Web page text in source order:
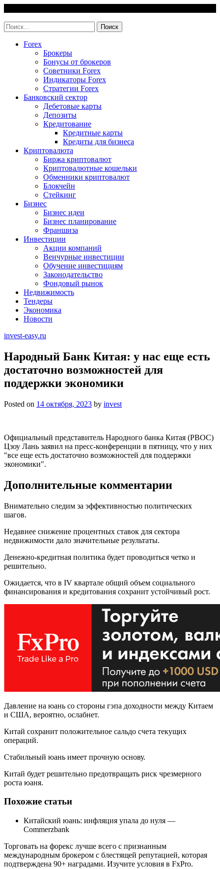
content
Найти:
Forex
Брокеры
Бонусы от брокеров
Советники Forex
Индикаторы Forex
Стратегии Forex
Банковский сектор
Дебетовые карты
Депозиты
Кредитование
Кредитные карты
Кредиты для бизнеса
Криптовалюта
Биржа криптовалют
Криптовалютные кошельки
Обменники криптовалют
Блокчейн
Стейкинг
Бизнес
Бизнес идеи
Бизнес планирование
Франшиза
Инвестиции
Акции компаний
Венчурные инвестиции
Обучение инвестициям
Законодательство
Фондовый рынок
Недвижимость
Тендеры
Экономика
Новости
invest-easy.ru
Народный Банк Китая: у нас еще есть
достаточно возможностей для
поддержки экономики
Posted on 14 октября, 2023 by invest
Официальный представитель Народного банка Китая (PBOC)
Цзоу Лань заявил на пресс-конференции в пятницу, что у них
"все еще есть достаточно возможностей для поддержки
экономики".
Дополнительные комментарии
Внимательно следим за эффективностью политических
шагов.
Недавнее снижение процентных ставок для сектора
недвижимости дало значительные результаты.
Денежно-кредитная политика будет проводиться четко и
решительно.
Ожидается, что в IV квартале общий объем социального
финансирования и кредитования сохранит устойчивый рост.
Давление на юань со стороны гэпа доходности между Китаем
и США, вероятно, ослабнет.
Китай сохранит положительное сальдо счета текущих
операций.
Стабильный юань имеет прочную основу.
Китай будет решительно предотвращать риск чрезмерного
роста юаня.
Похожие статьи
Китайский юань: инфляция упала до нуля —
Commerzbank
Торговать на форекс лучше всего с признанным
международным брокером с блестящей репутацией, которая
подтверждена 90+ наградами. Изучите условия в FxPro.